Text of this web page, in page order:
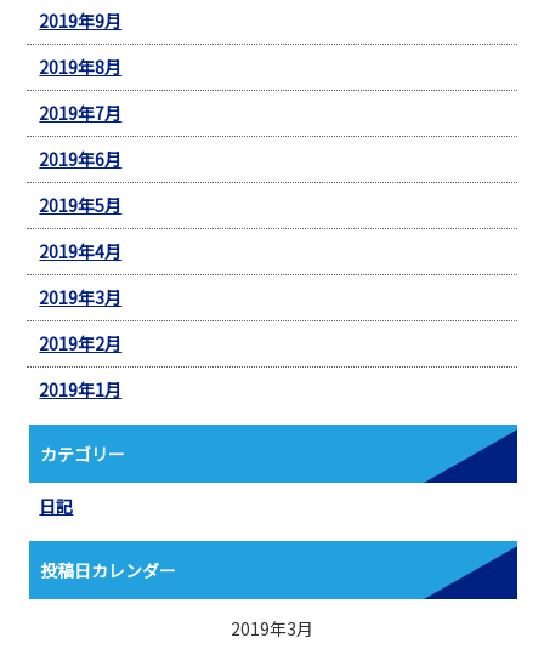
2019年9月
2019年8月
2019年7月
2019年6月
2019年5月
2019年4月
2019年3月
2019年2月
2019年1月
カテゴリー
日記
投稿日カレンダー
2019年3月